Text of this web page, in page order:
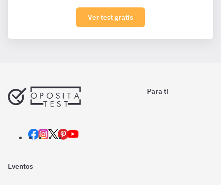
Ver test gratis
Para ti
Eventos